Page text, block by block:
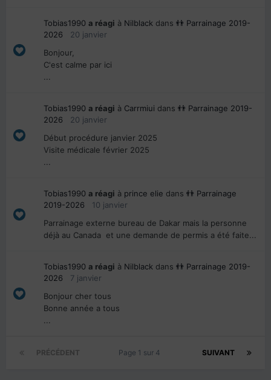
Tobias1990 a réagi à Nilblack dans 👬 Parrainage 2019-
2026
20 janvier
Bonjour,
C'est calme par ici
...
Tobias1990 a réagi à Carrmiui dans 👬 Parrainage 2019-
2026
20 janvier
Début procédure janvier 2025
Visite médicale février 2025
...
Tobias1990 a réagi à prince elie dans 👬 Parrainage
2019-2026
10 janvier
Parrainage externe bureau de Dakar mais la personne
déjà au Canada et une demande de permis a été faite...
Tobias1990 a réagi à Nilblack dans 👬 Parrainage 2019-
2026
7 janvier
Bonjour cher tous
Bonne année a tous
...
PRÉCÉDENT SUIVANT
Page 1 sur 4